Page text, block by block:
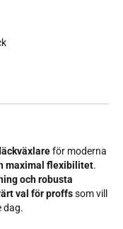
för moderna
maximal flexibilitet.
och robusta
val för proffssom vill
dag.